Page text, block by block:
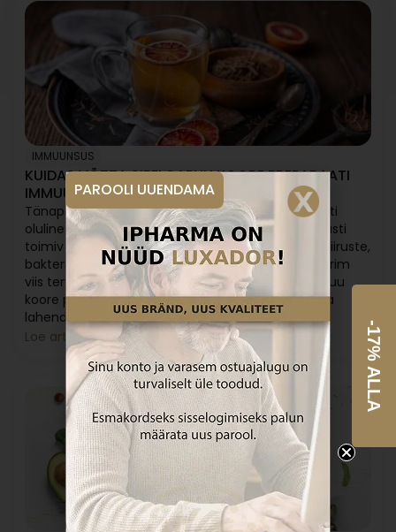
IMMUUNSUS
KUIDAS VÕTTA SIPELGAPUU KOORE PREPARAATI
IMMUUNSUSE TUGEVDAMISEKS?
Tänapäeva kiires ja stressirohkes maailmas on eriti
oluline hoida oma immuunsüsteem tugevana. Hästi
toimiv immuunsus suudab meid edukalt kaitsta viiruste,
bakterite ja seente põhjustatud haiguste eest. Parim
viis tervise säilitamiseks on ennetus ning sipelgapuu
koore preparaat pakub selleks loodusliku ja tõhusa
lahenduse.
Loe artiklit
-17% ALLA
PAROOLI UUENDAMA